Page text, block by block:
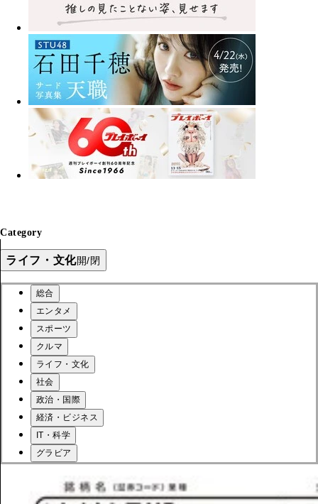
Category
ライフ・文化開/閉
総合
エンタメ
スポーツ
クルマ
ライフ・文化
社会
政治・国際
経済・ビジネス
IT・科学
グラビア